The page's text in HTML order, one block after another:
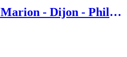
Marion - Dijon - Philae